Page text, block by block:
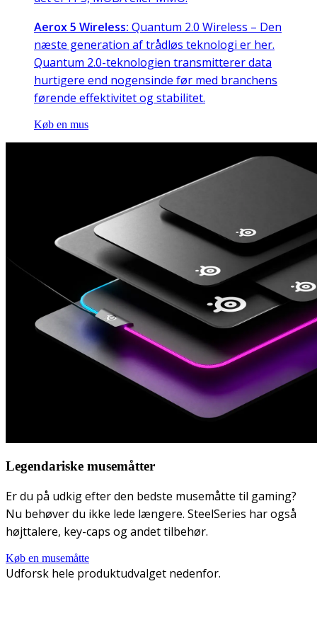
Aerox 5 Wireless: Quantum 2.0 Wireless – Den
næste generation af trådløs teknologi er her.
Quantum 2.0-teknologien transmitterer data
hurtigere end nogensinde før med branchens
førende effektivitet og stabilitet.
Køb en mus
Legendariske musemåtter
Er du på udkig efter den bedste musemåtte til gaming?
Nu behøver du ikke lede længere. SteelSeries har også
højttalere, key-caps og andet tilbehør.
Køb en musemåtte
Udforsk hele produktudvalget nedenfor.